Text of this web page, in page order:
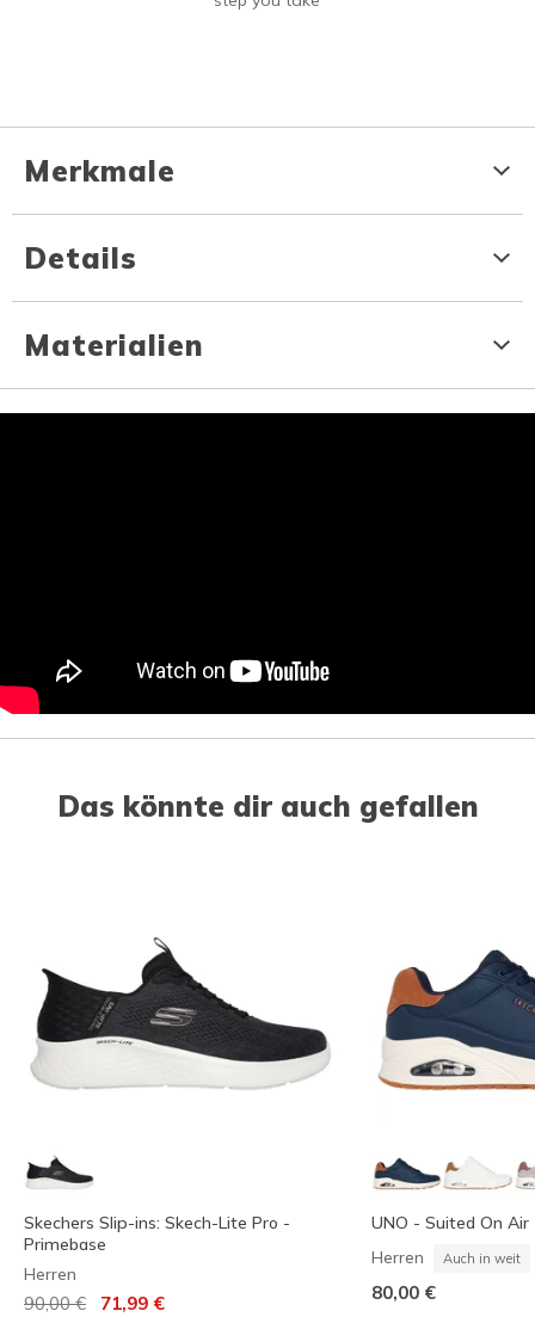
Merkmale
Details
Materialien
Das könnte dir auch gefallen
Skechers Slip-ins: Skech-Lite Pro -
Primebase
Herren
Reduziert von
90,00 € auf
71,99 €
UNO - Suited On Air
Herren Auch in weit
80,00 €